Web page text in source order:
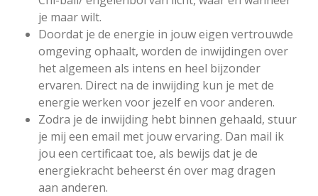
je maar wilt.
Doordat je de energie in jouw eigen vertrouwde
omgeving ophaalt, worden de inwijdingen over
het algemeen als intens en heel bijzonder
ervaren. Direct na de inwijding kun je met de
energie werken voor jezelf en voor anderen.
Zodra je de inwijding hebt binnen gehaald, stuur
je mij een email met jouw ervaring. Dan mail ik
jou een certificaat toe, als bewijs dat je de
energiekracht beheerst én over mag dragen
aan anderen.